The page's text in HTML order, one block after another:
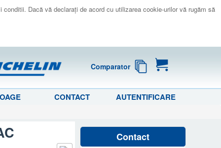
Dacă vă declaraţi de acord cu utilizarea cookie-urilor vă rugăm să
Comparator
CONTACT AUTENTIFICARE
Contact